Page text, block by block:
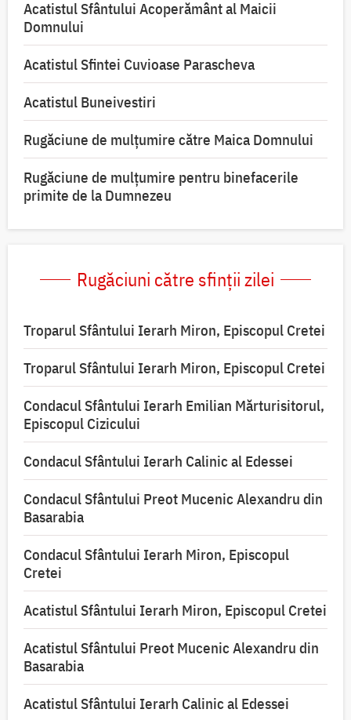
Acatistul Sfântului Acoperământ al Maicii
Domnului
Acatistul Sfintei Cuvioase Parascheva
Acatistul Buneivestiri
Rugăciune de mulţumire către Maica Domnului
Rugăciune de mulțumire pentru binefacerile
primite de la Dumnezeu
Rugăciuni către sfinții zilei
Troparul Sfântului Ierarh Miron, Episcopul Cretei
Troparul Sfântului Ierarh Miron, Episcopul Cretei
Condacul Sfântului Ierarh Emilian Mărturisitorul,
Episcopul Cizicului
Condacul Sfântului Ierarh Calinic al Edessei
Condacul Sfântului Preot Mucenic Alexandru din
Basarabia
Condacul Sfântului Ierarh Miron, Episcopul
Cretei
Acatistul Sfântului Ierarh Miron, Episcopul Cretei
Acatistul Sfântului Preot Mucenic Alexandru din
Basarabia
Acatistul Sfântului Ierarh Calinic al Edessei